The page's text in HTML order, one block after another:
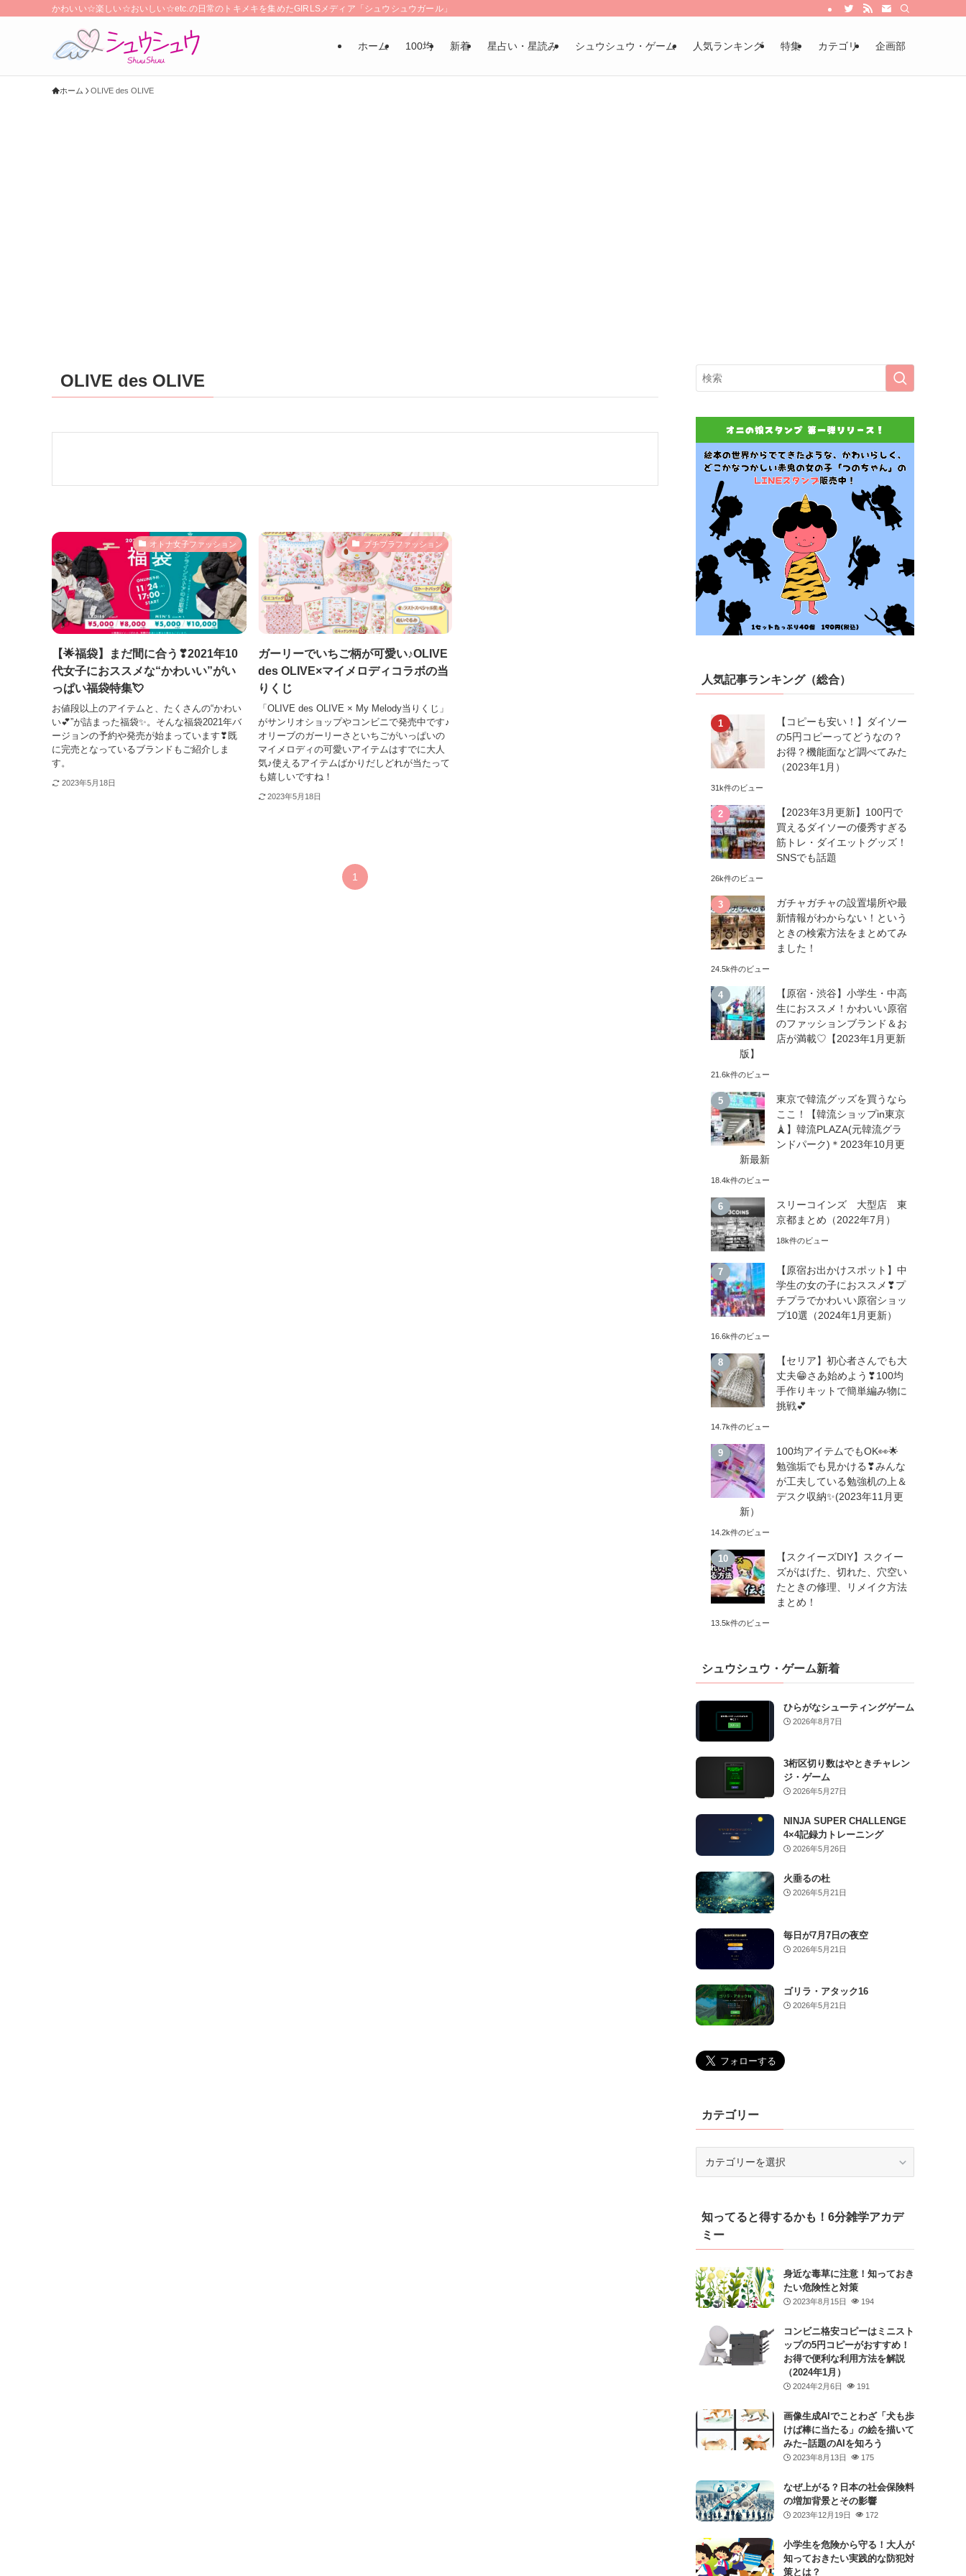
かわいい☆楽しい☆おいしい☆etc.の日常のトキメキを集めたGIRLSメディア「シュウシュウガール」
ホーム 100均 新着 星占い・星読み シュウシュウ・ゲーム 人気ランキング 特集 カテゴリ 企画部
ホーム OLIVE des OLIVE
OLIVE des OLIVE
オトナ女子ファッション
【🌟福袋】まだ間に合う❣2021年10
代女子におススメな“かわいい”がい
っぱい福袋特集💘
お値段以上のアイテムと、たくさんの“かわい
い💕”が詰まった福袋✨。そんな福袋2021年バ
ージョンの予約や発売が始まっています❣既
に完売となっているブランドもご紹介しま
す。
2023年5月18日
プチプラファッション
ガーリーでいちご柄が可愛い♪OLIVE
des OLIVE×マイメロディコラボの当
りくじ
「OLIVE des OLIVE × My Melody当りくじ」
がサンリオショップやコンビニで発売中です♪
オリーブのガーリーさといちごがいっぱいの
マイメロディの可愛いアイテムはすでに大人
気♪使えるアイテムばかりだしどれが当たって
も嬉しいですね！
2023年5月18日
1
人気記事ランキング（総合）
【コピーも安い！】ダイソー
の5円コピーってどうなの？
お得？機能面など調べてみた
（2023年1月）
31k件のビュー
【2023年3月更新】100円で
買えるダイソーの優秀すぎる
筋トレ・ダイエットグッズ！
SNSでも話題
26k件のビュー
ガチャガチャの設置場所や最
新情報がわからない！という
ときの検索方法をまとめてみ
ました！
24.5k件のビュー
【原宿・渋谷】小学生・中高
生におススメ！かわいい原宿
のファッションブランド＆お
店が満載♡【2023年1月更新
版】
21.6k件のビュー
東京で韓流グッズを買うなら
ここ！【韓流ショップin東京
🗼】韓流PLAZA(元韓流グラ
ンドパーク)＊2023年10月更
新最新
18.4k件のビュー
スリーコインズ 大型店 東
京都まとめ（2022年7月）
18k件のビュー
【原宿お出かけスポット】中
学生の女の子におススメ❣プ
チプラでかわいい原宿ショッ
プ10選（2024年1月更新）
16.6k件のビュー
【セリア】初心者さんでも大
丈夫😁さあ始めよう❣100均
手作りキットで簡単編み物に
挑戦💕
14.7k件のビュー
100均アイテムでもOK👀🌟
勉強垢でも見かける❣みんな
が工夫している勉強机の上＆
デスク収納✨(2023年11月更
新）
14.2k件のビュー
【スクイーズDIY】スクイー
ズがはげた、切れた、穴空い
たときの修理、リメイク方法
まとめ！
13.5k件のビュー
シュウシュウ・ゲーム新着
ひらがなシューティングゲーム
2026年8月7日
3桁区切り数はやときチャレン
ジ・ゲーム
2026年5月27日
NINJA SUPER CHALLENGE
4×4記録力トレーニング
2026年5月26日
火垂るの杜
2026年5月21日
毎日が7月7日の夜空
2026年5月21日
ゴリラ・アタック16
2026年5月21日
カテゴリー
ー知ってると得するかも！6分雑学アカデ
ミー
身近な毒草に注意！知っておき
たい危険性と対策
2023年8月15日 194
コンビニ格安コピーはミニスト
ップの5円コピーがおすすめ！
お得で便利な利用方法を解説
（2024年1月）
2024年2月6日 191
画像生成AIでことわざ「犬も歩
けば棒に当たる」の絵を描いて
みた−話題のAIを知ろう
2023年8月13日 175
なぜ上がる？日本の社会保険料
の増加背景とその影響
2023年12月19日 172
小学生を危険から守る！大人が
知っておきたい実践的な防犯対
策とは？